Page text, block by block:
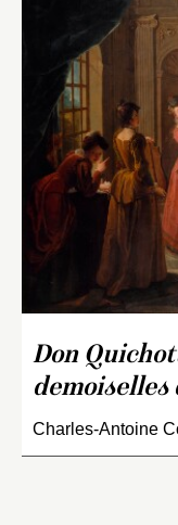
Don
demoiselles
Charles-Antoine